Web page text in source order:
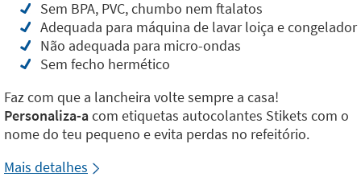
Sem BPA, PVC, chumbo nem ftalatos
Adequada para máquina de lavar loiça e congelador
Não adequada para micro-ondas
Sem fecho hermético
Faz com que a lancheira volte sempre a casa!
Personaliza-acom etiquetas autocolantes Stikets com o
nome do teu pequeno e evita perdas no refeitório.
Mais detalhes